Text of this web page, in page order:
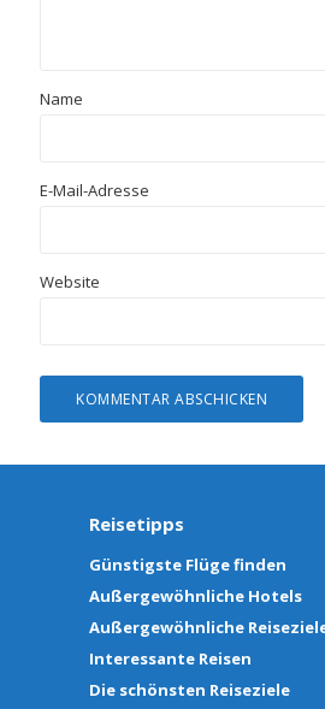
Name
E-Mail-Adresse
Website
Reisetipps
Günstigste Flüge finden
Außergewöhnliche Hotels
Außergewöhnliche
Interessante Reisen
Die schönsten Reiseziele